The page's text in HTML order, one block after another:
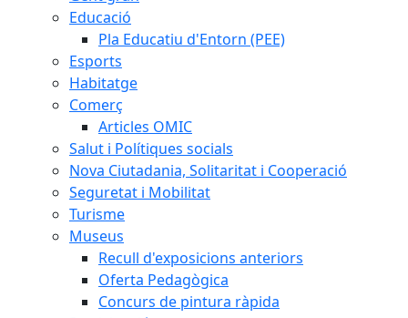
Educació
Pla Educatiu d'Entorn (PEE)
Esports
Habitatge
Comerç
Articles OMIC
Salut i Polítiques socials
Nova Ciutadania, Solitaritat i Cooperació
Seguretat i Mobilitat
Turisme
Museus
Recull d'exposicions anteriors
Oferta Pedagògica
Concurs de pintura ràpida